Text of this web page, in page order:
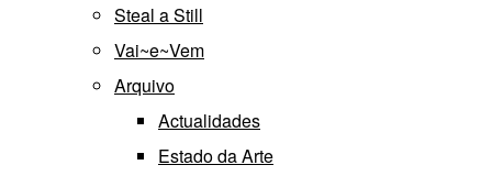
Steal a Still
Vai~e~Vem
Arquivo
Actualidades
Estado da Arte